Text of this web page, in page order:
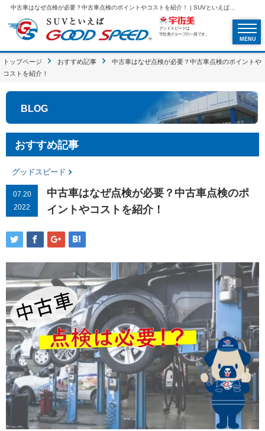
中古車はなぜ点検が必要？中古車点検のポイントやコストを紹介！ | SUVといえばグッドスピードGOOD SPEED
グッドスピードは
宇佐美グループの一員です。
MENU
トップページ おすすめ記事
中古車はなぜ点検が必要？中古車点検のポイントや
コストを紹介！
BLOG
おすすめ記事
グッドスピード
07.20
2022
中古車はなぜ点検が必要？中古車点検のポ
イントやコストを紹介！